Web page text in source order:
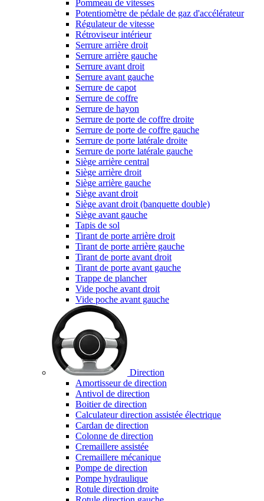
Pommeau de vitesses
Potentiomètre de pédale de gaz d'accélérateur
Régulateur de vitesse
Rétroviseur intérieur
Serrure arrière droit
Serrure arrière gauche
Serrure avant droit
Serrure avant gauche
Serrure de capot
Serrure de coffre
Serrure de hayon
Serrure de porte de coffre droite
Serrure de porte de coffre gauche
Serrure de porte latérale droite
Serrure de porte latérale gauche
Siège arrière central
Siège arrière droit
Siège arrière gauche
Siège avant droit
Siège avant droit (banquette double)
Siège avant gauche
Tapis de sol
Tirant de porte arrière droit
Tirant de porte arrière gauche
Tirant de porte avant droit
Tirant de porte avant gauche
Trappe de plancher
Vide poche avant droit
Vide poche avant gauche
Direction
Amortisseur de direction
Antivol de direction
Boitier de direction
Calculateur direction assistée électrique
Cardan de direction
Colonne de direction
Cremaillere assistée
Cremaillere mécanique
Pompe de direction
Pompe hydraulique
Rotule direction droite